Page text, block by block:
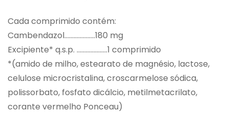
Cada comprimido contém:
Cambendazol………………..180 mg
Excipiente* q.s.p. ………………..1 comprimido
*(amido de milho, estearato de magnésio, lactose,
celulose microcristalina, croscarmelose sódica,
polissorbato, fosfato dicálcio, metilmetacrilato,
corante vermelho Ponceau)